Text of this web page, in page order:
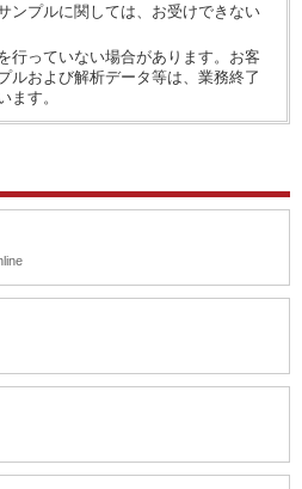
ンプルに関しては、お受けできない
行っていない場合があります。お客
ルおよび解析データ等は、業務終了
ます。